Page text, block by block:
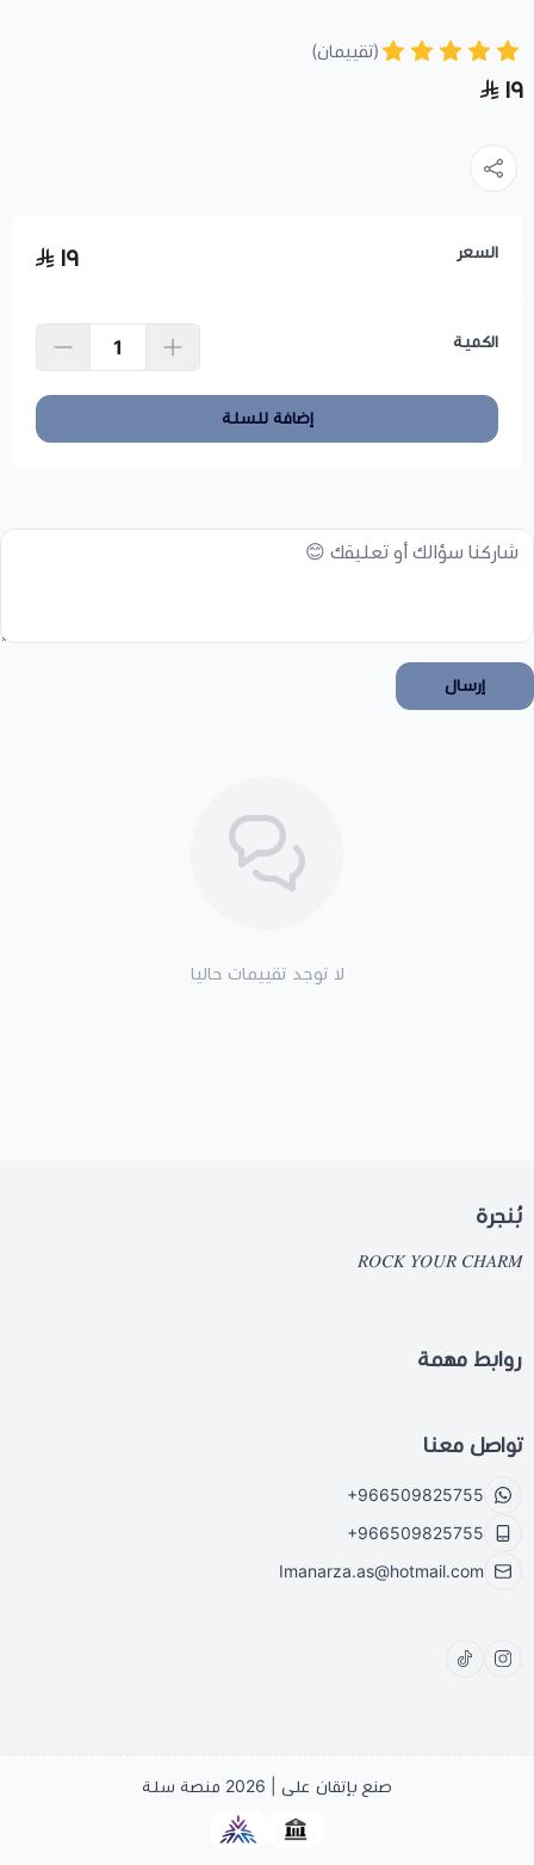
(تقييمان)
١٩
السعر ١٩
الكمية
إضافة للسلة
إرسال
لا توجد تقييمات حاليا
بُنجرة
𝑅𝑂𝐶𝐾 𝑌𝑂𝑈𝑅 𝐶𝐻𝐴𝑅𝑀
روابط مهمة
تواصل معنا
+966509825755
+966509825755
Imanarza.as@hotmail.com
صنع بإتقان على | 2026 منصة سلة